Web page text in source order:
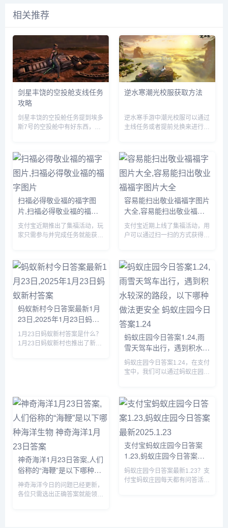
相关推荐
剑星丰饶的空投舱支线任务
攻略
剑星丰饶的空投舱任务提到埃多
斯7号的空投舱中有好东西，先
斯7号找到空投舱，但是等我们
达到的时候里面已经没啥好东西
了。...
逆水寒潮光校服获取方法
逆水寒手游中潮光校服可以通过
主线任务或者提前兑换来进行获
么获得，下面小编就为大家带来
具体的方法，有需要的自行查看
吧。...
扫福必得敬业福的福字图
片,扫福必得敬业福的福字
图片
支付宝近期推出了集福活动，玩
家只需参与并完成任务就能获得
面小编将为大家详细介绍一下，
感兴趣的可以接着往下看。...
容易能扫出敬业福福字图片
大全,容易能扫出敬业福福
字图片大全
支付宝近期上线了集福活动，用
户可以通过扫一扫的方式获得福
小编将为大家详细介绍一下，有
需要的小伙伴赶紧来看看吧。...
蚂蚁新村今日答案最新1月
23日,2025年1月23日蚂蚁
新村答案
1月23日蚂蚁新村答案是什么？
1月23日蚂蚁新村也推出了新的
蚂蚁庄园今日答案1.24,雨
雪天驾车出行，遇到积水较
深的路段，以下哪种做法更
安全 蚂蚁庄园今日答案
蚂蚁庄园今日答案1.24，在支付
宝中，我们可以通过蚂蚁庄园回
鸡，那么蚂蚁庄园今日答案1.24
是什么，下面一起来看看吧。...
神奇海洋1月23日答案,人们
俗称的“海鞭”是以下哪种海
洋生物 神奇海洋1月23日答
案
神奇海洋今日的问题已经更新，
各位只需选出正确答案就能领取
支付宝蚂蚁庄园今日答案
1.23,蚂蚁庄园今日答案最
新2025.1.23
蚂蚁庄园今日答案最新1.23？支
付宝蚂蚁庄园每天都有问答活